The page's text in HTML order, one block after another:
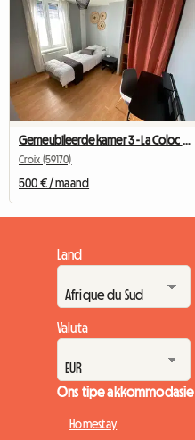
Gemeubileerde kamer 3 - La Coloc Du Fresnoy
Croix (59170)
500 € / maand
Land
Valuta
Ons tipe akkommodasie
Homestay